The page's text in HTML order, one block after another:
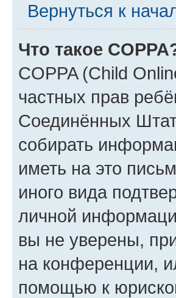
Вернуться к
Что такое
COPPA (Child
частных прав
Соединённых
собирать
иметь на это
иного вида
личной
вы не уверены,
на конференции,
помощью к